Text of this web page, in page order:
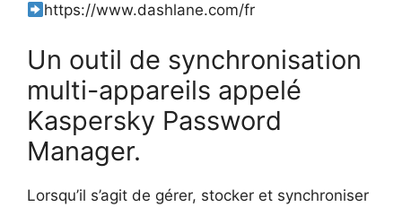
https://www.dashlane.com/fr
Un outil de synchronisation
multi-appareils appelé
Kaspersky Password
Manager.
Lorsqu’il s’agit de gérer, stocker et synchroniser